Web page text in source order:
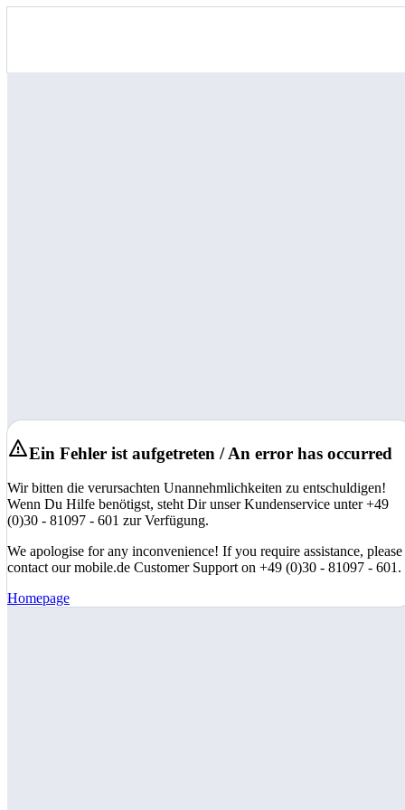
Ein Fehler ist aufgetreten / An error has occurred
Wir bitten die verursachten Unannehmlichkeiten zu entschuldigen!
Wenn Du Hilfe benötigst, steht Dir unser Kundenservice unter +49
(0)30 - 81097 - 601 zur Verfügung.
We apologise for any inconvenience! If you require assistance, please
contact our mobile.de Customer Support on +49 (0)30 - 81097 - 601.
Homepage